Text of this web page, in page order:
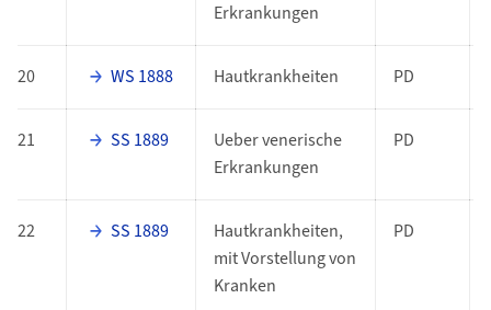
Erkrankungen
20 WS 1888 Hautkrankheiten PD
21 SS 1889
Ueber venerische
Erkrankungen
PD
22 SS 1889
Hautkrankheiten,
mit Vorstellung von
Kranken
PD